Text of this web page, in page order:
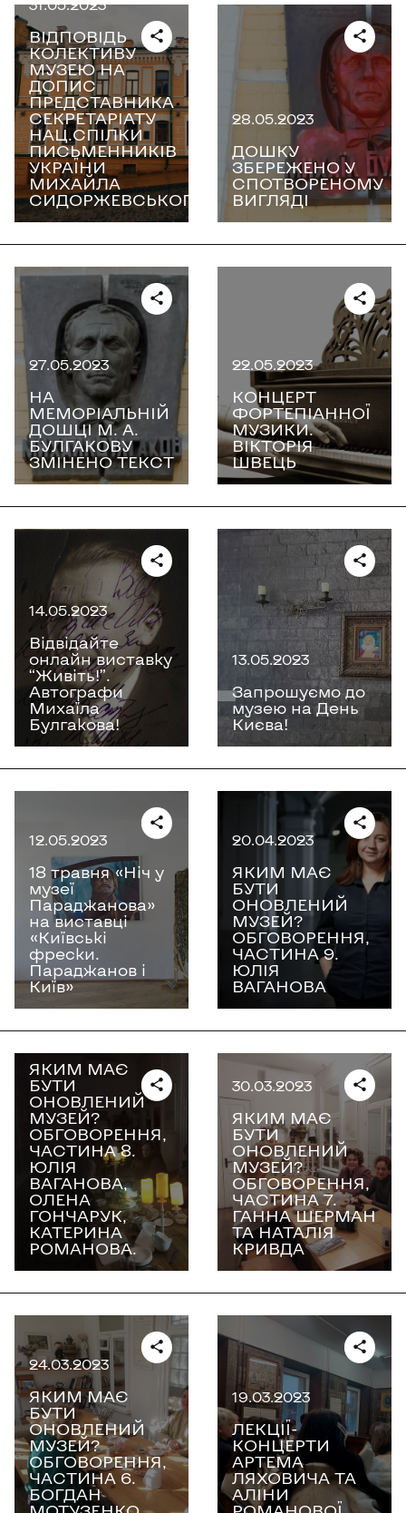
31.05.2023
ВІДПОВІДЬ
КОЛЕКТИВУ
МУЗЕЮ НА
ДОПИС
ПРЕДСТАВНИКА
СЕКРЕТАРІАТУ
НАЦ.СПІЛКИ
ПИСЬМЕННИКІВ
УКРАЇНИ
МИХАЙЛА
СИДОРЖЕВСЬКОГО
28.05.2023
ДОШКУ
ЗБЕРЕЖЕНО У
СПОТВОРЕНОМУ
ВИГЛЯДІ
27.05.2023
НА
МЕМОРІАЛЬНІЙ
ДОШЦІ М. А.
БУЛГАКОВУ
ЗМІНЕНО ТЕКСТ
22.05.2023
КОНЦЕРТ
ФОРТЕПІАННОЇ
МУЗИКИ.
ВІКТОРІЯ
ШВЕЦЬ
14.05.2023
Відвідайте
онлайн виставку
“Живіть!”.
Автографи
Михаїла
Булгакова!
13.05.2023
Запрошуємо до
музею на День
Києва!
12.05.2023
18 травня «Ніч у
музеї
Параджанова»
на виставці
«Київські
фрески.
Параджанов і
Київ»
20.04.2023
ЯКИМ МАЄ
БУТИ
ОНОВЛЕНИЙ
МУЗЕЙ?
ОБГОВОРЕННЯ,
ЧАСТИНА 9.
ЮЛІЯ
ВАГАНОВА
19.04.2023
ЯКИМ МАЄ
БУТИ
ОНОВЛЕНИЙ
МУЗЕЙ?
ОБГОВОРЕННЯ,
ЧАСТИНА 8.
ЮЛІЯ
ВАГАНОВА,
ОЛЕНА
ГОНЧАРУК,
КАТЕРИНА
РОМАНОВА.
30.03.2023
ЯКИМ МАЄ
БУТИ
ОНОВЛЕНИЙ
МУЗЕЙ?
ОБГОВОРЕННЯ,
ЧАСТИНА 7.
ГАННА ШЕРМАН
ТА НАТАЛІЯ
КРИВДА
24.03.2023
ЯКИМ МАЄ
БУТИ
ОНОВЛЕНИЙ
МУЗЕЙ?
ОБГОВОРЕННЯ,
ЧАСТИНА 6.
БОГДАН
19.03.2023
ЛЕКЦІЇ-
КОНЦЕРТИ
АРТЕМА
ЛЯХОВИЧА ТА
АЛІНИ